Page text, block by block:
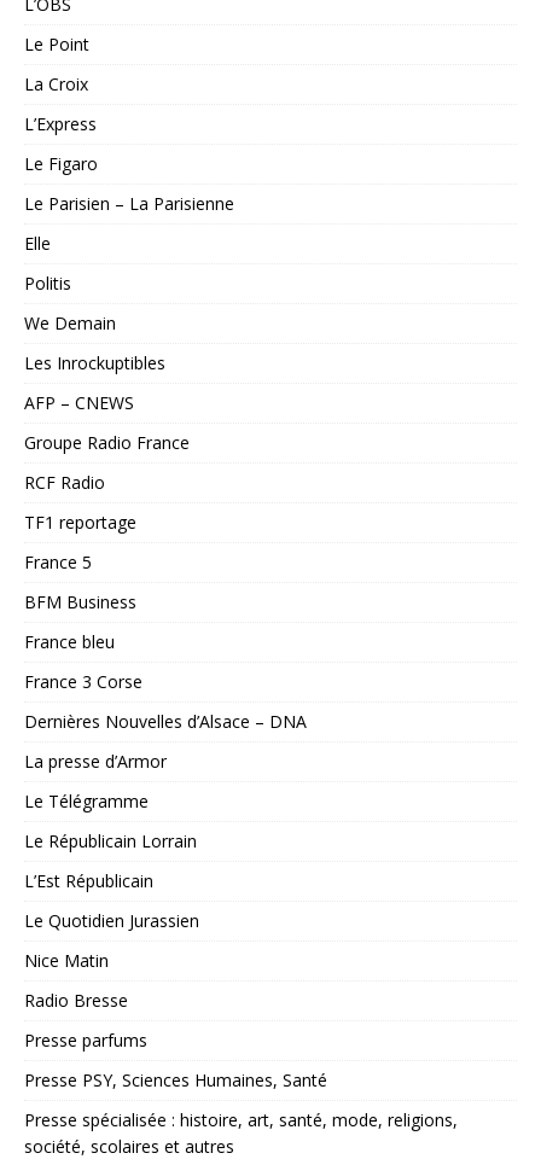
Le Point
La Croix
L’Express
Le Figaro
Le Parisien – La Parisienne
Elle
Politis
We Demain
Les Inrockuptibles
AFP – CNEWS
Groupe Radio France
RCF Radio
TF1 reportage
France 5
BFM Business
France bleu
France 3 Corse
Dernières Nouvelles d’Alsace – DNA
La presse d’Armor
Le Télégramme
Le Républicain Lorrain
L’Est Républicain
Le Quotidien Jurassien
Nice Matin
Radio Bresse
Presse parfums
Presse PSY, Sciences Humaines, Santé
Presse spécialisée : histoire, art, santé, mode, religions,
société, scolaires et autres